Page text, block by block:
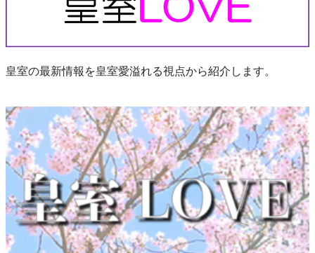
皇室の最新情報を皇室愛溢れる視点から紹介します。